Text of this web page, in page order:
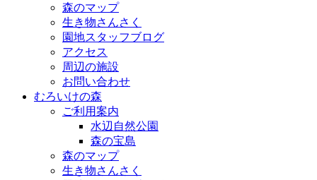
森のマップ
生き物さんさく
園地スタッフブログ
アクセス
周辺の施設
お問い合わせ
むろいけの森
ご利用案内
水辺自然公園
森の宝島
森のマップ
生き物さんさく